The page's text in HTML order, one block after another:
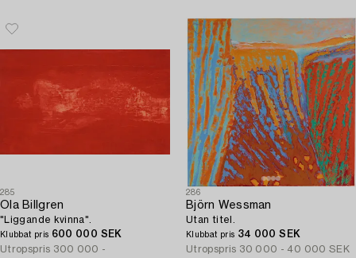
285
Ola Billgren
"Liggande kvinna".
Klubbat pris 600 000 SEK
Utropspris 300 000 -
286
Björn Wessman
Utan titel.
Klubbat pris 34 000 SEK
Utropspris 30 000 - 40 000 SEK